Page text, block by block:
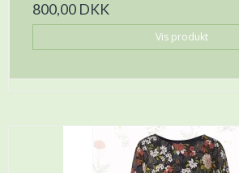
800,00 DKK
Vis produkt